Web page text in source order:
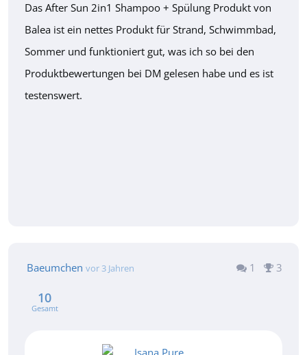
Das After Sun 2in1 Shampoo + Spülung Produkt von
Balea ist ein nettes Produkt für Strand, Schwimmbad,
Sommer und funktioniert gut, was ich so bei den
Produktbewertungen bei DM gelesen habe und es ist
testenswert.
Baeumchen vor 3 Jahren 3
1
10
Gesamt